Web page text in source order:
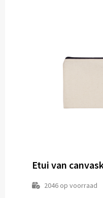
Etui van
2046op voorraad